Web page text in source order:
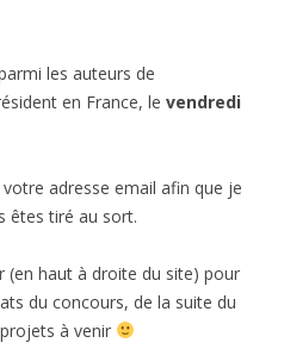
les auteurs de
en France, le vendredi
adresse email afin que je
êtes tiré au sort.
(en haut à droite du site) pour
du concours, de la suite du
à venir